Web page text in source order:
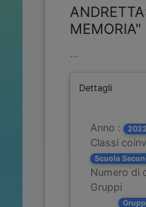
MEMORIA"
...
Dettagli
Anno : 2022
Classi
Scuola
Numero di
Gruppi